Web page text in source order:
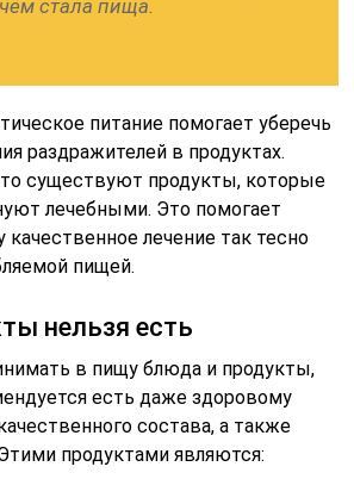
стала пища.
питание помогает уберечь
раздражителей в продуктах.
существуют продукты, которые
лечебными. Это помогает
качественное лечение так тесно
пищей.
нельзя есть
в пищу блюда и продукты,
есть даже здоровому
состава, а также
продуктами являются: